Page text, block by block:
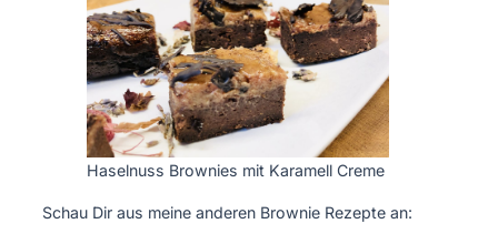
Haselnuss Brownies mit Karamell Creme
Schau Dir aus meine anderen Brownie Rezepte an: